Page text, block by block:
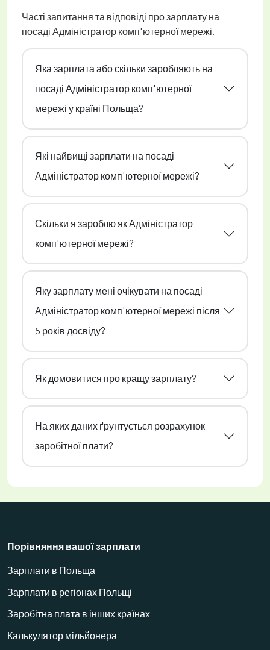
Часті запитання та відповіді про зарплату на
посаді Адміністратор комп'ютерної мережі.
Яка зарплата або скільки заробляють на
посаді Адміністратор комп'ютерної
мережі у країні Польща?
Які найвищі зарплати на посаді
Адміністратор комп'ютерної мережі?
Скільки я зароблю як Адміністратор
комп'ютерної мережі?
Яку зарплату мені очікувати на посаді
Адміністратор комп'ютерної мережі після
5 років досвіду?
Як домовитися про кращу зарплату?
На яких даних ґрунтується розрахунок
заробітної плати?
Порівняння вашої зарплати
Зарплати в Польща
Зарплати в регіонах Польщі
Заробітна плата в інших країнах
Калькулятор мільйонера